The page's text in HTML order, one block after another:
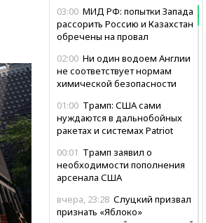
03:00 МИД РФ: попытки Запада
рассорить Россию и Казахстан
обречены на провал
02:00 Ни один водоем Англии
не соответствует нормам
химической безопасности
01:00 Трамп: США сами
нуждаются в дальнобойных
ракетах и системах Patriot
00:01 Трамп заявил о
необходимости пополнения
арсенала США
вчера, 23:28 Слуцкий призвал
признать «Яблоко»